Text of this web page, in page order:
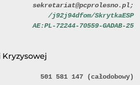
sekretariat@pcprolesno.pl;
/j92j94dfom/SkrytkaESP
AE:PL-72244-70559-GADAB-25
501 581 147 (całodobowy)